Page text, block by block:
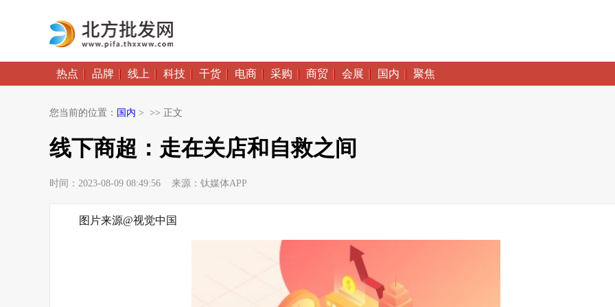
热点 品牌 线上 科技 干货 电商 采购 商贸 会展 国内 聚焦
您当前的位置： 国内 > >> 正文
线下商超：走在关店和自救之间
时间：2023-08-09 08:49:56 来源：钛媒体APP
图片来源@视觉中国